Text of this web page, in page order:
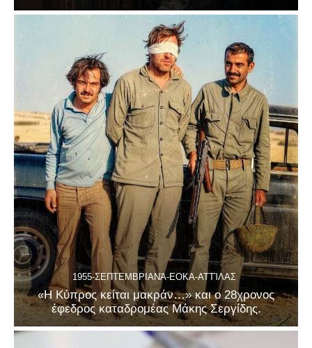
1955-ΣΕΠΤΕΜΒΡΙΑΝΆ-ΕΟΚΑ-ΑΤΤΊΛΑΣ
«Η Κύπρος κείται μακράν…» και ο 28χρονος
έφεδρος καταδρομέας Μάκης Σεργίδης.